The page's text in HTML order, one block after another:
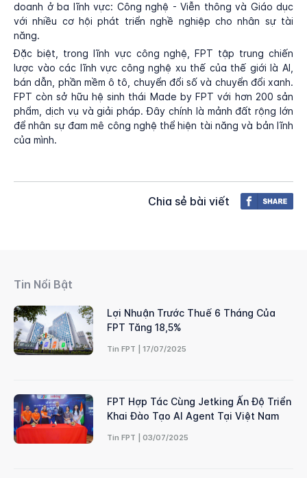
doanh ở ba lĩnh vực: Công nghệ - Viễn thông và Giáo dục
với nhiều cơ hội phát triển nghề nghiệp cho nhân sự tài
năng.
Đặc biệt, trong lĩnh vực công nghệ, FPT tập trung chiến
lược vào các lĩnh vực công nghệ xu thế của thế giới là AI,
bán dẫn, phần mềm ô tô, chuyển đổi số và chuyển đổi xanh.
FPT còn sở hữu hệ sinh thái Made by FPT với hơn 200 sản
phẩm, dịch vụ và giải pháp. Đây chính là mảnh đất rộng lớn
để nhân sự đam mê công nghệ thể hiện tài năng và bản lĩnh
của mình.
Chia sẻ bài viết
Tin Nổi Bật
Lợi Nhuận Trước Thuế 6 Tháng Của
FPT Tăng 18,5%
Tin FPT | 17/07/2025
FPT Hợp Tác Cùng Jetking Ấn Độ Triển
Khai Đào Tạo AI Agent Tại Việt Nam
Tin FPT | 03/07/2025